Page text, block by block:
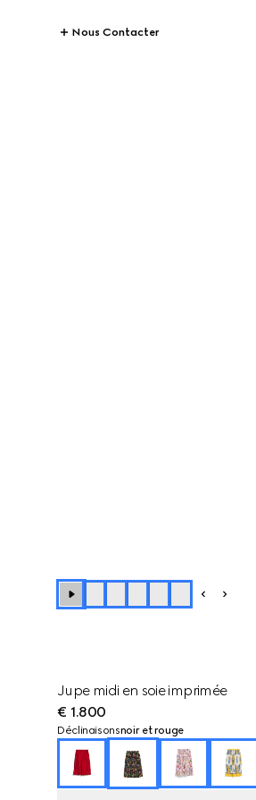
Nous Contacter
Jupe midi en soie imprimée
€ 1.800
Déclinaisonsnoir et rouge